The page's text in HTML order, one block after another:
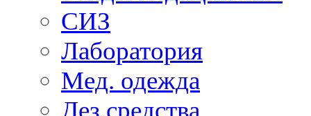
СИЗ
Лаборатория
Мед. одежда